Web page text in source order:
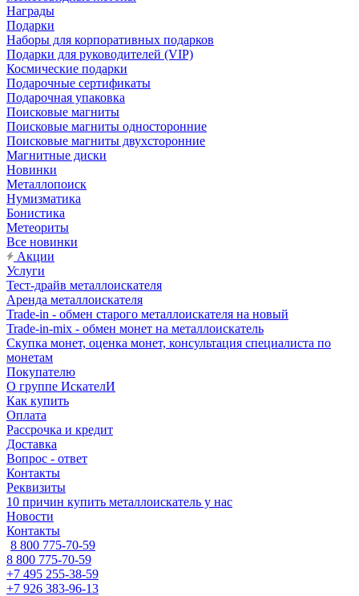
Награды
Подарки
Наборы для корпоративных подарков
Подарки для руководителей (VIP)
Космические подарки
Подарочные сертификаты
Подарочная упаковка
Поисковые магниты
Поисковые магниты односторонние
Поисковые магниты двухсторонние
Магнитные диски
Новинки
Металлопоиск
Нумизматика
Бонистика
Метеориты
Все новинки
Акции
Услуги
Тест-драйв металлоискателя
Аренда металлоискателя
Trade-in - обмен старого металлоискателя на новый
Trade-in-mix - обмен монет на металлоискатель
Скупка монет, оценка монет, консультация специалиста по
монетам
Покупателю
О группе ИскателИ
Как купить
Оплата
Рассрочка и кредит
Доставка
Вопрос - ответ
Контакты
Реквизиты
10 причин купить металлоискатель у нас
Новости
Контакты
8 800 775-70-59
8 800 775-70-59
+7 495 255-38-59
+7 926 383-96-13